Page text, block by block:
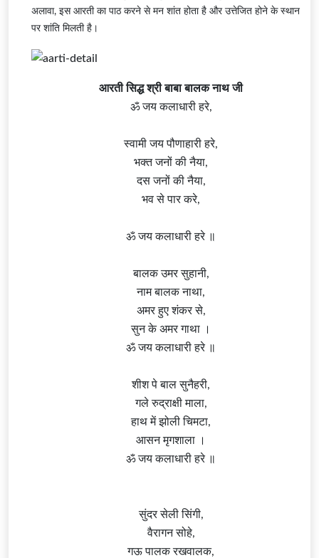
अलावा, इस आरती का पाठ करने से मन शांत होता है और उत्तेजित होने के स्थान
पर शांति मिलती है।
आरती सिद्ध श्री बाबा बालक नाथ जी
ॐ जय कलाधारी हरे,
स्वामी जय पौणाहारी हरे,
भक्त जनों की नैया,
दस जनों की नैया,
भव से पार करे,
ॐ जय कलाधारी हरे ॥
बालक उमर सुहानी,
नाम बालक नाथा,
अमर हुए शंकर से,
सुन के अमर गाथा ।
ॐ जय कलाधारी हरे ॥
शीश पे बाल सुनैहरी,
गले रुद्राक्षी माला,
हाथ में झोली चिमटा,
आसन मृगशाला ।
ॐ जय कलाधारी हरे ॥
सुंदर सेली सिंगी,
वैरागन सोहे,
गऊ पालक रखवालक,